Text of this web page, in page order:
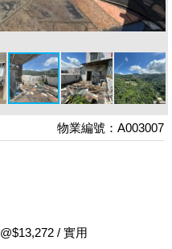
物業編號：A003007
@$13,272 / 實用